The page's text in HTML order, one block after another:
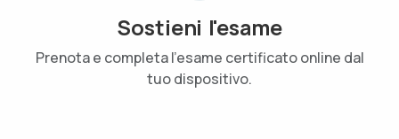
Sostieni l'esame
Prenota e completa l'esame certificato online dal
tuo dispositivo.